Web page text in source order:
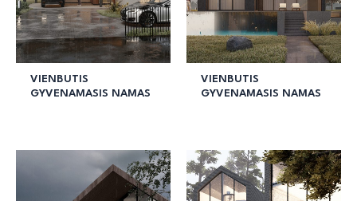
VIENBUTIS
GYVENAMASIS NAMAS
VIENBUTIS
GYVENAMASIS NAMAS